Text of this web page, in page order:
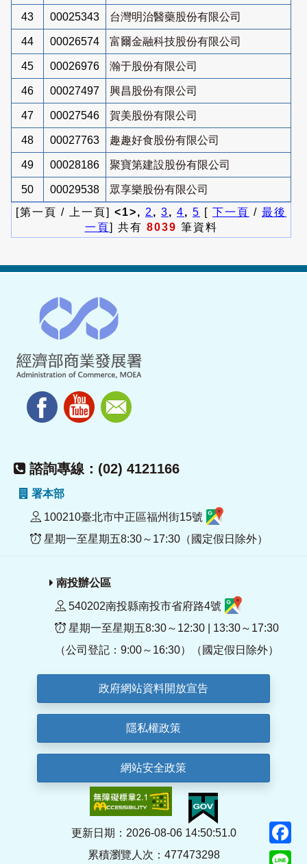
43 00025343 台灣明治醫藥股份有限公司
44 00026574 富爾金融科技股份有限公司
45 00026976 瀚于股份有限公司
46 00027497 興昌股份有限公司
47 00027546 賀美股份有限公司
48 00027763 趣趣好食股份有限公司
49 00028186 聚寶第建設股份有限公司
50 00029538
眾享樂股份有限公司
[第一頁 / 上一頁] <1>, 2 , 3, 4, 5 [ 下一頁 / 最後
一頁] 共有 8039 筆資料
諮詢專線：(02) 4121166
署本部
100210臺北市中正區福州街15號
星期一至星期五8:30～17:30（國定假日除外）
南投辦公區
540202南投縣南投市省府路4號
星期一至星期五8:30～12:30 | 13:30～17:30
（公司登記：9:00～16:30）（國定假日除外）
政府網站資料開放宣告
隱私權政策
網站安全政策
更新日期：2026-08-06 14:50:51.0
累積瀏覽人次：477473298